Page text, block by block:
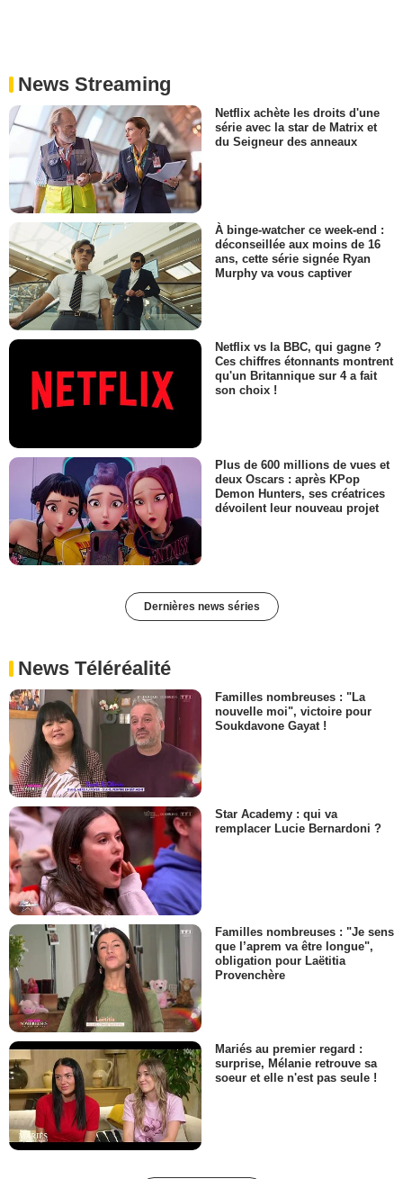
News Streaming
Netflix achète les droits d'une
série avec la star de Matrix et
du Seigneur des anneaux
À binge-watcher ce week-end :
déconseillée aux moins de 16
ans, cette série signée Ryan
Murphy va vous captiver
Netflix vs la BBC, qui gagne ?
Ces chiffres étonnants montrent
qu'un Britannique sur 4 a fait
son choix !
Plus de 600 millions de vues et
deux Oscars : après KPop
Demon Hunters, ses créatrices
dévoilent leur nouveau projet
Dernières news séries
News Téléréalité
Familles nombreuses : "La
nouvelle moi", victoire pour
Soukdavone Gayat !
Star Academy : qui va
remplacer Lucie Bernardoni ?
Familles nombreuses : "Je sens
que l’aprem va être longue",
obligation pour Laëtitia
Provenchère
Mariés au premier regard :
surprise, Mélanie retrouve sa
soeur et elle n'est pas seule !